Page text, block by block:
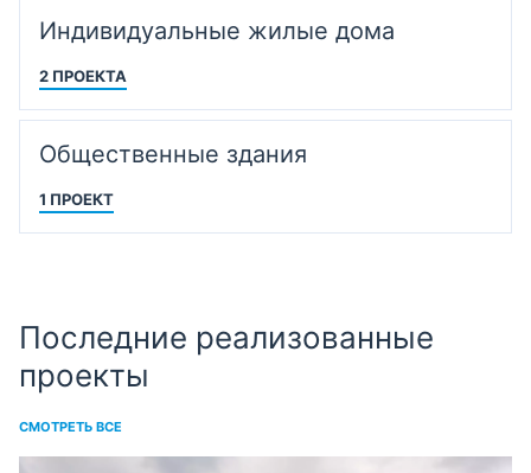
Индивидуальные жилые дома
2 ПРОЕКТА
Общественные здания
1 ПРОЕКТ
Последние реализованные
проекты
СМОТРЕТЬ ВСЕ